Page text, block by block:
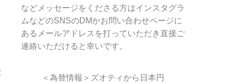
などメッセージをくださる方はインスタグラ
ムなどのSNSのDMかお問い合わせページに
あるメールアドレスを打っていただき直接ご
連絡いただけると幸いです。
＜為替情報＞ズオティから日本円